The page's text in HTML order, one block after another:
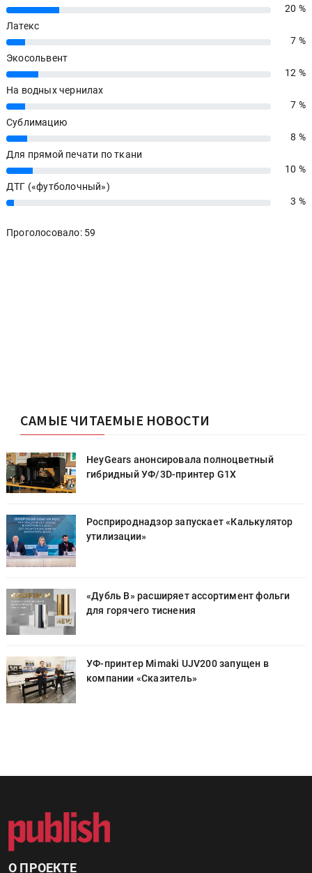
20%
20 %
Латекс
7%
7 %
Экосольвент
12%
12 %
На водных чернилах
7%
7 %
Сублимацию
8%
8 %
Для прямой печати по ткани
10%
10 %
ДТГ («футболочный»)
3% 3 %
Проголосовало: 59
САМЫЕ ЧИТАЕМЫЕ НОВОСТИ
HeyGears анонсировала полноцветный
гибридный УФ/3D-принтер G1X
Росприроднадзор запускает «Калькулятор
утилизации»
«Дубль В» расширяет ассортимент фольги
для горячего тиснения
УФ-принтер Mimaki UJV200 запущен в
компании «Сказитель»
О ПРОЕКТЕ